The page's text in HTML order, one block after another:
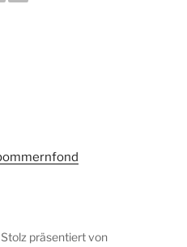
Stolz präsentiert von